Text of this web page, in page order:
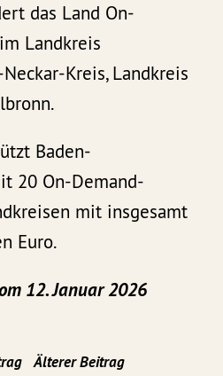
das Land On-
Landkreis
Kreis, Landkreis
Baden-
20 On-Demand-
mit insgesamt
Euro.
12. Januar 2026
Älterer Beitrag